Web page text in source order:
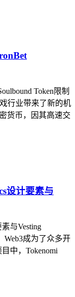
Token限制
行业带来了新的机
货币，因其高速交
设计要素与
与Vesting
Web3成为了众多开
中，Tokenomi